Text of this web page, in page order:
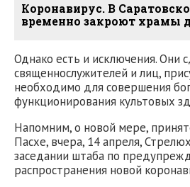
Коронавирус. В
временно закроют храмы
Однако есть и исключения. Они
священнослужителей и лиц,
необходимо для совершения
функционирования культовых
Напомним, о новой мере,
Пасхе, вчера, 14 апреля,
заседании штаба по
распространения новой